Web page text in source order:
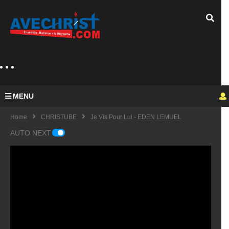
MENU
Home CHRISTUBE Je Vis Pour Lui - EDEN LEMUEL
AUTO NEXT